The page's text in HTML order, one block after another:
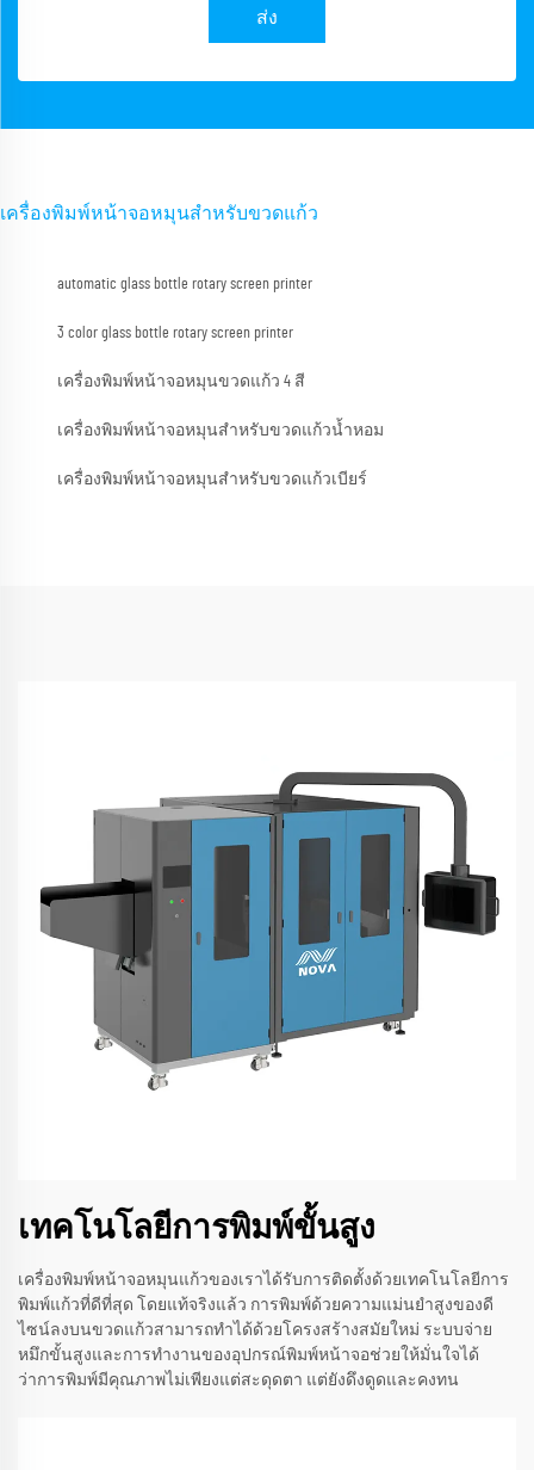
ส่ง
เครื่องพิมพ์หน้าจอหมุนสำหรับขวดแก้ว
automatic glass bottle rotary screen printer
3 color glass bottle rotary screen printer
เครื่องพิมพ์หน้าจอหมุนขวดแก้ว 4 สี
เครื่องพิมพ์หน้าจอหมุนสำหรับขวดแก้วน้ำหอม
เครื่องพิมพ์หน้าจอหมุนสำหรับขวดแก้วเบียร์
เทคโนโลยีการพิมพ์ขั้นสูง
เครื่องพิมพ์หน้าจอหมุนแก้วของเราได้รับการติดตั้งด้วยเทคโนโลยีการ
พิมพ์แก้วที่ดีที่สุด โดยแท้จริงแล้ว การพิมพ์ด้วยความแม่นยำสูงของดี
ไซน์ลงบนขวดแก้วสามารถทำได้ด้วยโครงสร้างสมัยใหม่ ระบบจ่าย
หมึกขั้นสูงและการทำงานของอุปกรณ์พิมพ์หน้าจอช่วยให้มั่นใจได้
ว่าการพิมพ์มีคุณภาพไม่เพียงแต่สะดุดตา แต่ยังดึงดูดและคงทน